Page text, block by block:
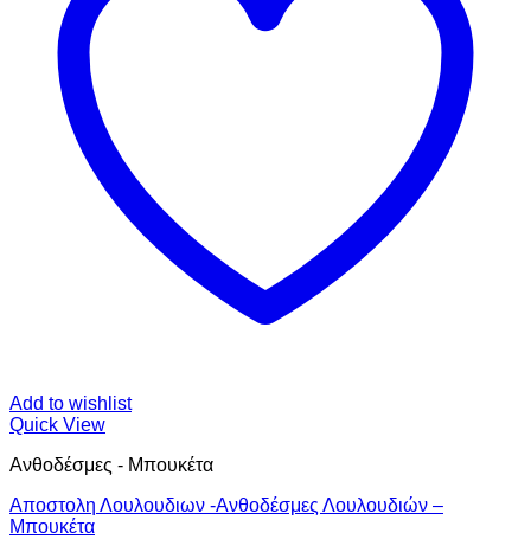
Add to wishlist
Quick View
Ανθοδέσμες - Μπουκέτα
Αποστολη Λουλουδιων -Ανθοδέσμες Λουλουδιών –
Μπουκέτα